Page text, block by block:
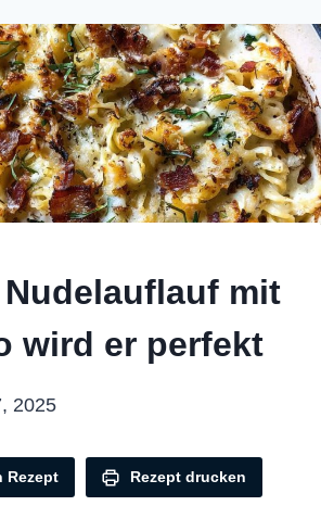
mit
wird er perfekt
2025
Rezept Rezept drucken